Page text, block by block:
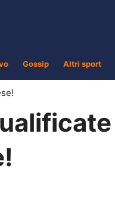
Gossip Altri sport